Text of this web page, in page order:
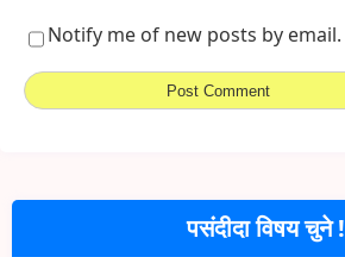
Notify me of new posts by email.
पसंदीदा विषय चुने !